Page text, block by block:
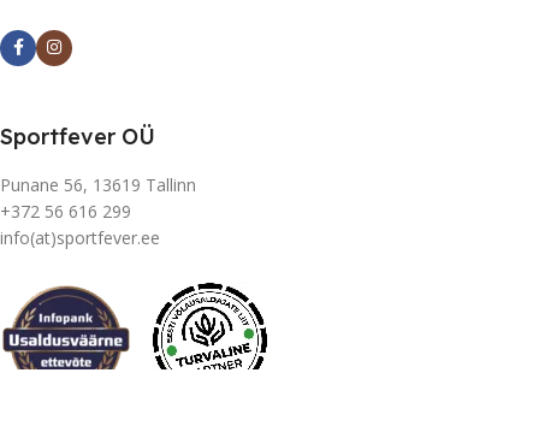
Sportfever OÜ
Punane 56, 13619 Tallinn
+372 56 616 299
info(at)sportfever.ee